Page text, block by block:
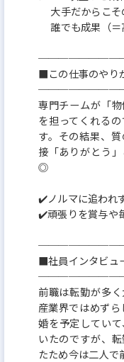
大手だからこそ
誰でも成果（＝
■この仕事のやり
専門チームが「
を担ってくれる
す。その結果、
接「ありがとう
◎
✔️ノルマに追われ
✔️頑張りを賞与や
■社員インタビュ
前職は転勤が多
産業界ではめずら
婚を予定してい
いたのですが、
たため今は二人で